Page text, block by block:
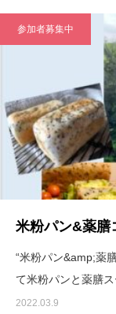
参加者募集中
米粉パン&薬
“米粉パン&amp;薬
て米粉パンと薬膳
2022.03.9